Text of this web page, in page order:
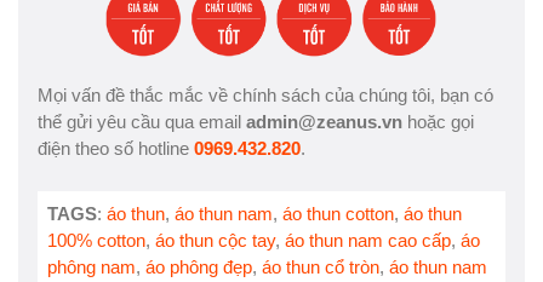
Mọi vấn đề thắc mắc về chính sách của chúng tôi, bạn có
thể gửi yêu cầu qua email admin@zeanus.vn hoặc gọi
điện theo số hotline 0969.432.820.
TAGS: áo thun, áo thun nam, áo thun cotton, áo thun
100% cotton, áo thun cộc tay, áo thun nam cao cấp, áo
phông nam, áo phông đẹp, áo thun cổ tròn, áo thun nam